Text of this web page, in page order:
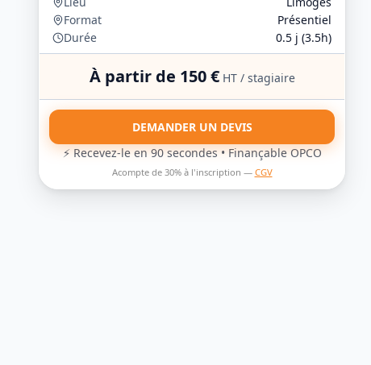
Format
Présentiel
Durée
0.5 j (3.5h)
À partir de 150€ HT / stagiaire
DEMANDER UN DEVIS
⚡ Recevez-le en 90 secondes • Finançable OPCO
Acompte de 30% à l'inscription — CGV